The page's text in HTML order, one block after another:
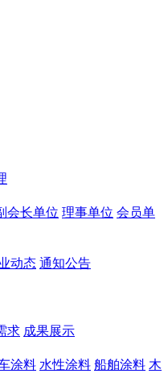
会长单位 理事单位 会员单
动态 通知公告
求 成果展示
涂料 水性涂料 船舶涂料 木